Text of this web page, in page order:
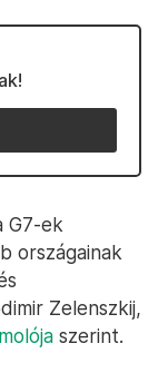
G7-ek
országainak
Zelenszkij,
szerint.